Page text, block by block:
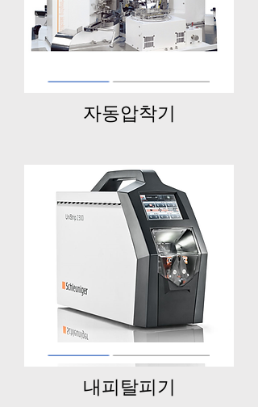
​자동압착기
​내피탈피기